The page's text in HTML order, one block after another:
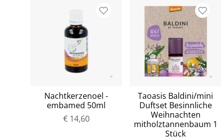
Nachtkerzenoel -
embamed 50ml
€ 14,60
Taoasis Baldini/mini
Duftset Besinnliche
Weihnachten
mitholztannenbaum 1
Stück